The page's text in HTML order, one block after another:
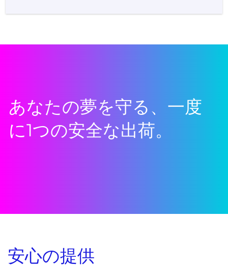
あなたの夢を守る、一度
に1つの安全な出荷。
安心の提供